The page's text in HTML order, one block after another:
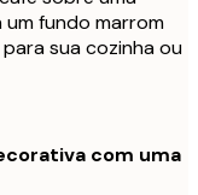
fundo marrom
sua cozinha ou
com uma